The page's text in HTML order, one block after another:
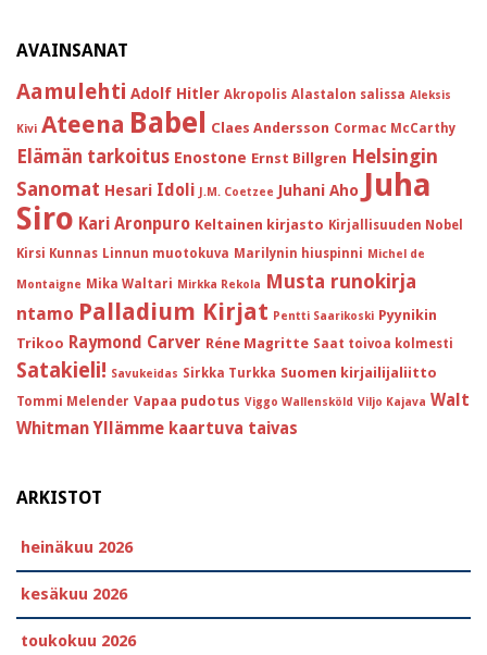
AVAINSANAT
Aamulehti Adolf Hitler Akropolis Alastalon salissa Aleksis
Kivi Ateena Babel Claes Andersson Cormac McCarthy
Elämän tarkoitus Enostone Ernst Billgren Helsingin
Sanomat Hesari Idoli J.M. Coetzee Juhani Aho Juha
Siro Kari Aronpuro Keltainen kirjasto Kirjallisuuden Nobel
Kirsi Kunnas Linnun muotokuva Marilynin hiuspinni Michel de
Montaigne Mika Waltari Mirkka Rekola Musta runokirja
ntamo Palladium Kirjat Pentti Saarikoski Pyynikin
Trikoo Raymond Carver Réne Magritte Saat toivoa kolmesti
Satakieli! Savukeidas Sirkka Turkka Suomen kirjailijaliitto
Tommi Melender Vapaa pudotus Viggo Wallensköld Viljo Kajava Walt
Whitman Yllämme kaartuva taivas
ARKISTOT
heinäkuu 2026
kesäkuu 2026
toukokuu 2026